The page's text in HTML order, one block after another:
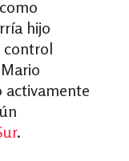
hijo
control
activamente
.